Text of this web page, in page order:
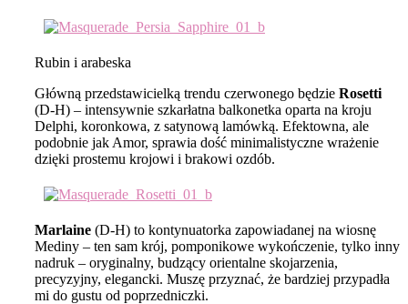
Rubin i arabeska
Główną przedstawicielką trendu czerwonego będzie Rosetti
(D-H) – intensywnie szkarłatna balkonetka oparta na kroju
Delphi, koronkowa, z satynową lamówką. Efektowna, ale
podobnie jak Amor, sprawia dość minimalistyczne wrażenie
dzięki prostemu krojowi i brakowi ozdób.
Marlaine (D-H) to kontynuatorka zapowiadanej na wiosnę
Mediny – ten sam krój, pomponikowe wykończenie, tylko inny
nadruk – oryginalny, budzący orientalne skojarzenia,
precyzyjny, elegancki. Muszę przyznać, że bardziej przypadła
mi do gustu od poprzedniczki.